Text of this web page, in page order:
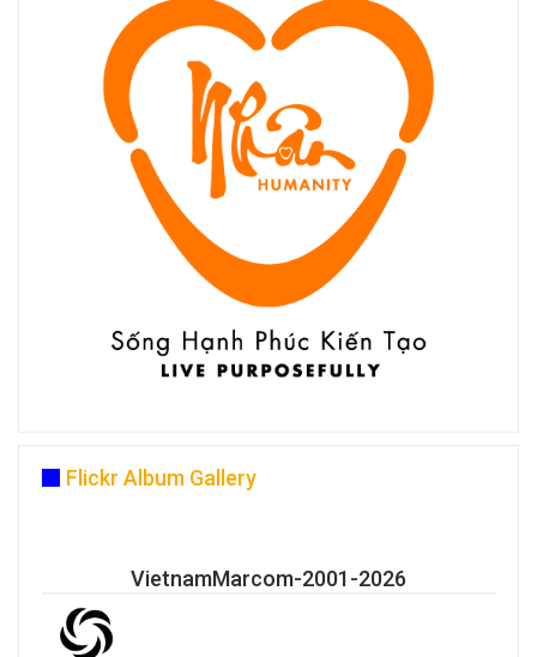
Flickr Album Gallery
VietnamMarcom-2001-2026